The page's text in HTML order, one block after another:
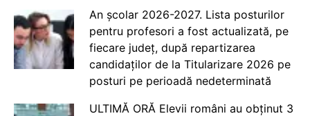
An școlar 2026-2027. Lista posturilor
pentru profesori a fost actualizată, pe
fiecare județ, după repartizarea
candidaților de la Titularizare 2026 pe
posturi pe perioadă nedeterminată
ULTIMĂ ORĂ Elevii români au obținut 3